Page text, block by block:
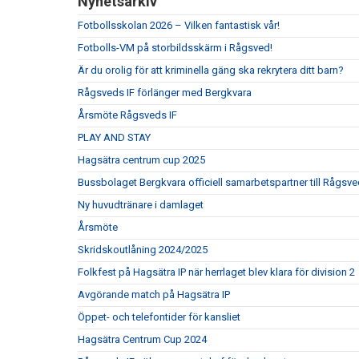
Fotbollsskolan 2026 – Vilken fantastisk vår!
Fotbolls-VM på storbildsskärm i Rågsved!
Är du orolig för att kriminella gäng ska rekrytera ditt barn?
Rågsveds IF förlänger med Bergkvara
Årsmöte Rågsveds IF
PLAY AND STAY
Hagsätra centrum cup 2025
Bussbolaget Bergkvara officiell samarbetspartner till
Ny huvudtränare i damlaget
Årsmöte
Skridskoutlåning 2024/2025
Folkfest på Hagsätra IP när herrlaget blev klara för division 2
Avgörande match på Hagsätra IP
Öppet- och telefontider för kansliet
Hagsätra Centrum Cup 2024